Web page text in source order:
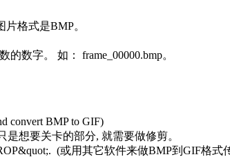
格式是BMP。
数字。 如： frame_00000.bmp。
convert BMP to GIF)
想要关卡的部分, 就需要做修剪。
(或用其它软件来做BMP到GIF格式